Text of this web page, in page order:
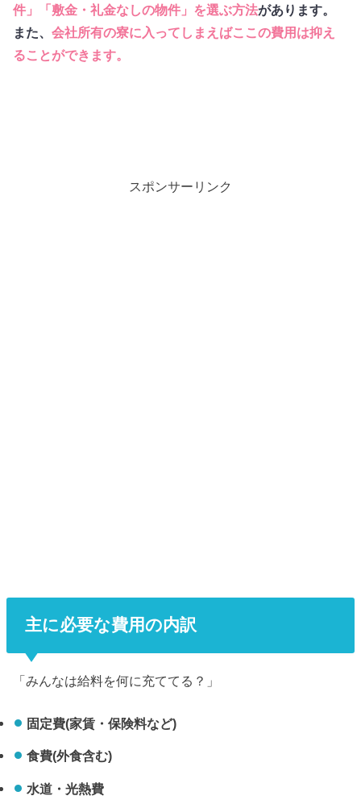
件」「敷金・礼金なしの物件」を選ぶ方法があります。
また、会社所有の寮に入ってしまえばここの費用は抑え
ることができます。
スポンサーリンク
主に必要な費用の内訳
「みんなは給料を何に充ててる？」
固定費(家賃・保険料など)
食費(外食含む)
水道・光熱費